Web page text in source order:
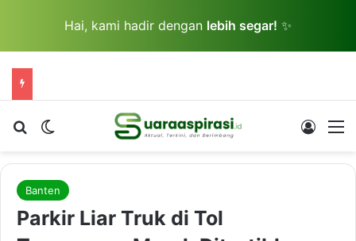
Hai, kami hadir dengan lebih segar! ✨
Cari berita...Switch skin Log In
Banten
Parkir Liar Truk di Tol